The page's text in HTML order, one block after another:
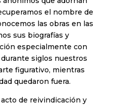
el nombre de
las obras en las
sus biografías y
especialmente con
siglos nuestros
figurativo, mientras
quedaron fuera.
de reivindicación y